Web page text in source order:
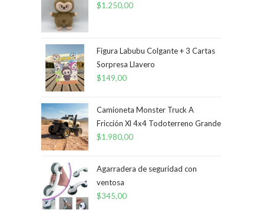
$1.250,00
Figura Labubu Colgante + 3 Cartas
Sorpresa Llavero
$149,00
Camioneta Monster Truck A
Fricción Xl 4x4 Todoterreno Grande
$1.980,00
Agarradera de seguridad con
ventosa
$345,00